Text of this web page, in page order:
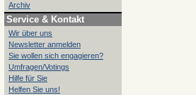
Archiv
Service & Kontakt
Wir über uns
Newsletter anmelden
Sie wollen sich engagieren?
Umfragen/Votings
Hilfe für Sie
Helfen Sie uns!